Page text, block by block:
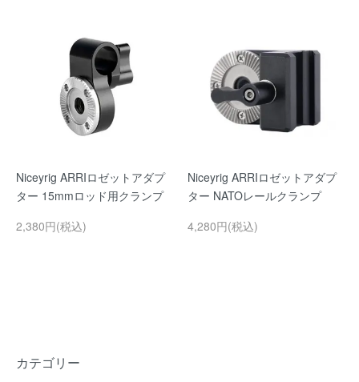
Niceyrig ARRIロゼットアダプ
ター 15mmロッド用クランプ
2,380円(税込)
Niceyrig ARRIロゼットアダプ
ター NATOレールクランプ
4,280円(税込)
カテゴリー